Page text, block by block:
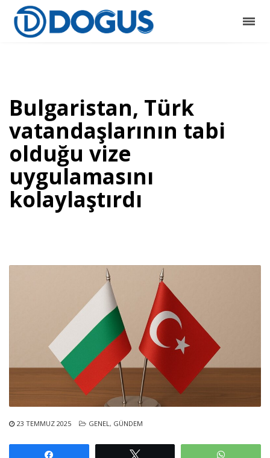
Bulgaristan, Türk
vatandaşlarının tabi
olduğu vize
uygulamasını
kolaylaştırdı
23 TEMMUZ 2025 GENEL, GÜNDEM